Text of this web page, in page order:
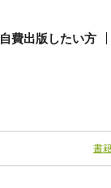
自費出版したい方
書